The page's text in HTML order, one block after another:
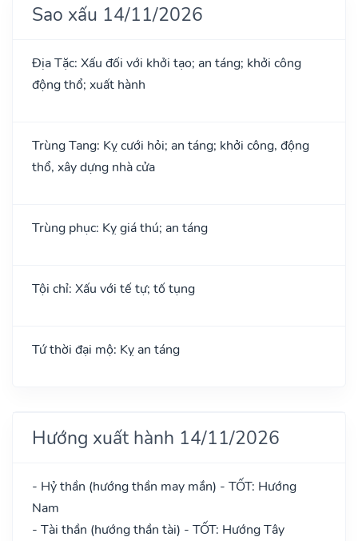
Sao xấu 14/11/2026
Địa Tặc: Xấu đối với khởi tạo; an táng; khởi công
động thổ; xuất hành
Trùng Tang: Kỵ cưới hỏi; an táng; khởi công, động
thổ, xây dựng nhà cửa
Trùng phục: Kỵ giá thú; an táng
Tội chỉ: Xấu với tế tự; tố tụng
Tứ thời đại mộ: Kỵ an táng
Hướng xuất hành 14/11/2026
- Hỷ thần (hướng thần may mắn) - TỐT: Hướng
Nam
- Tài thần (hướng thần tài) - TỐT: Hướng Tây